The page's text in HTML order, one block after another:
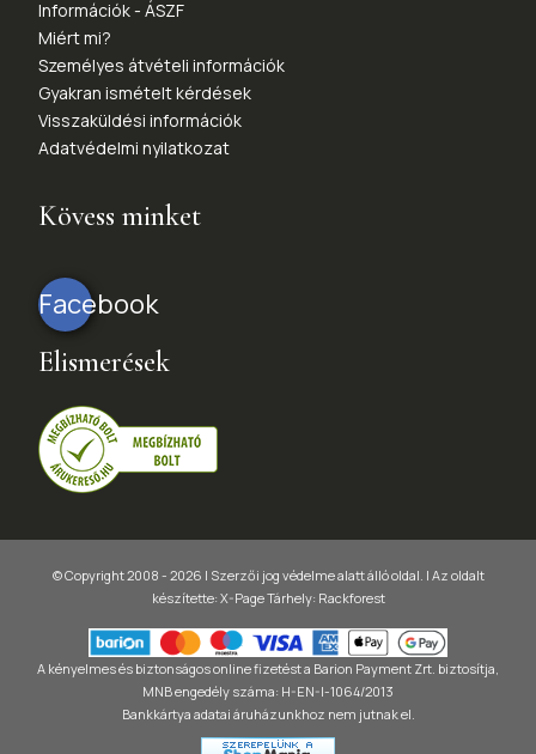
Információk - ÁSZF
Miért mi?
Személyes átvételi információk
Gyakran ismételt kérdések
Visszaküldési információk
Adatvédelmi nyilatkozat
Kövess minket
Facebook
Elismerések
© Copyright 2008 - 2026 | Szerzői jog védelme alatt álló oldal. | Az oldalt
készítette: X-PageTárhely: Rackforest
A kényelmes és biztonságos online fizetést a Barion Payment Zrt. biztosítja,
MNB engedély száma: H-EN-I-1064/2013
Bankkártya adatai áruházunkhoz nem jutnak el.